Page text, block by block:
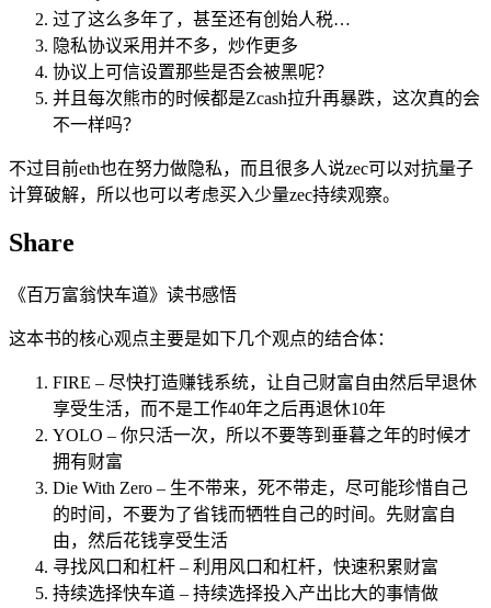
过了这么多年了，甚至还有创始人税…
隐私协议采用并不多，炒作更多
协议上可信设置那些是否会被黑呢？
并且每次熊市的时候都是Zcash拉升再暴跌，这次真的会
不一样吗？
不过目前eth也在努力做隐私，而且很多人说zec可以对抗量子
计算破解，所以也可以考虑买入少量zec持续观察。
Share
《百万富翁快车道》读书感悟
这本书的核心观点主要是如下几个观点的结合体：
FIRE – 尽快打造赚钱系统，让自己财富自由然后早退休
享受生活，而不是工作40年之后再退休10年
YOLO – 你只活一次，所以不要等到垂暮之年的时候才
拥有财富
Die With Zero – 生不带来，死不带走，尽可能珍惜自己
的时间，不要为了省钱而牺牲自己的时间。先财富自
由，然后花钱享受生活
寻找风口和杠杆 – 利用风口和杠杆，快速积累财富
持续选择快车道 – 持续选择投入产出比大的事情做